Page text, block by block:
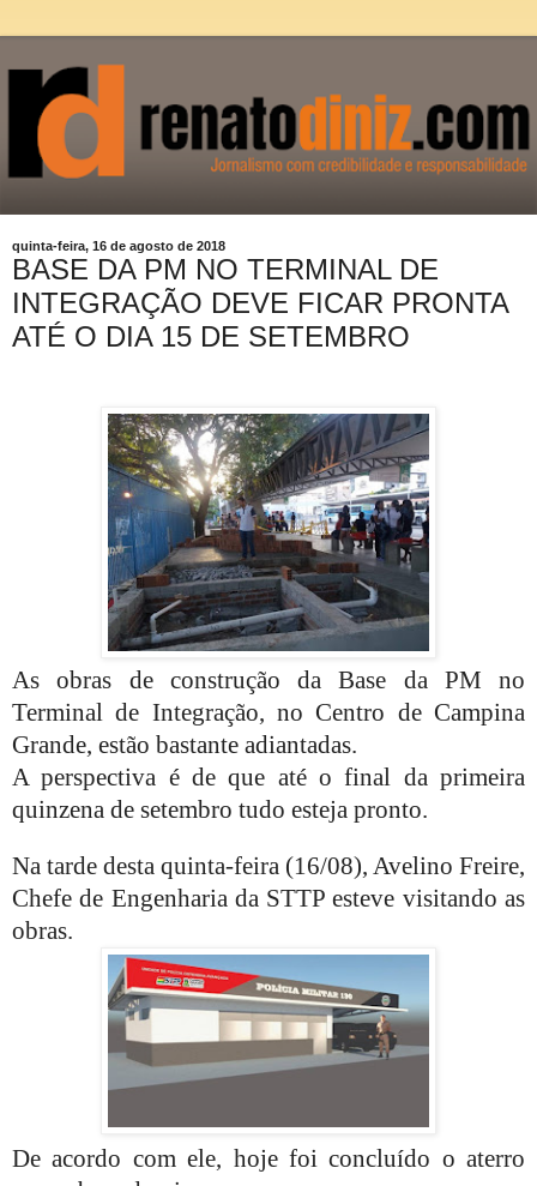
quinta-feira, 16 de agosto de 2018
BASE DA PM NO TERMINAL DE
INTEGRAÇÃO DEVE FICAR PRONTA
ATÉ O DIA 15 DE SETEMBRO
As obras de construção da Base da PM no
Terminal de Integração, no Centro de Campina
Grande, estão bastante adiantadas.
A perspectiva é de que até o final da primeira
quinzena de setembro tudo esteja pronto.
Na tarde desta quinta-feira (16/08), Avelino Freire,
Chefe de Engenharia da STTP esteve visitando as
obras.
De acordo com ele, hoje foi concluído o aterro